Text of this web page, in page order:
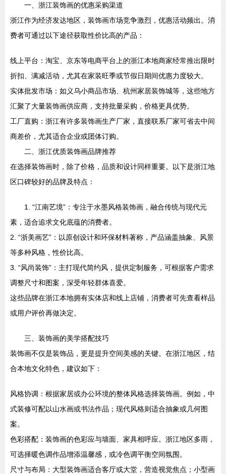
一、浙江装饰画的优惠采购渠道
浙江作为经济发达地区，装饰画市场竞争激烈，优惠活动频出。消
费者可通过以下途径获取性价比高的产品：
线上平台：淘宝、京东等电商平台上的浙江本地商家经常推出限时
折扣、满减活动，尤其在家装旺季或节假日期间优惠力度较大。
实体批发市场：如义乌小商品市场、杭州家居装饰城等，这些地方
汇聚了大量装饰画供应商，支持批量采购，价格更具优势。
工厂直购：浙江有许多装饰画生产厂家，直接联系厂家可省去中间
商差价，尤其适合企业或团体订购。
二、浙江优质装饰画品牌推荐
在选择装饰画时，除了价格，品质和设计同样重要。以下是浙江地
区口碑较好的品牌及特点：
1. “江南艺境”：专注于水墨风格装饰画，融合传统与现代元
素，适合追求文化底蕴的消费者。
2. “浙美画艺”：以原创设计和环保材料著称，产品涵盖抽象、风景
等多种风格，性价比高。
3. “风尚装饰”：主打现代简约风，提供定制服务，可根据客户需求
调整尺寸和图案，深受年轻群体喜爱。
这些品牌在浙江本地拥有实体店和线上店铺，消费者可先查看样品
或用户评价再做决定。
三、装饰画的美学搭配技巧
装饰画不仅是装饰品，更是提升空间美感的关键。在浙江地区，结
合本地文化特色，建议如下：
风格协调：根据家居或办公环境的整体风格选择装饰画。例如，中
式装修可配以山水画或书法作品；现代风格则适合抽象或几何图
案。
色彩搭配：装饰画的色彩应与墙面、家具相呼应。浙江地区多雨，
可选择暖色调作品增添温馨感，或冷色调平衡空间氛围。
尺寸与布局：大型装饰画适合客厅或大堂，营造视觉焦点；小型画